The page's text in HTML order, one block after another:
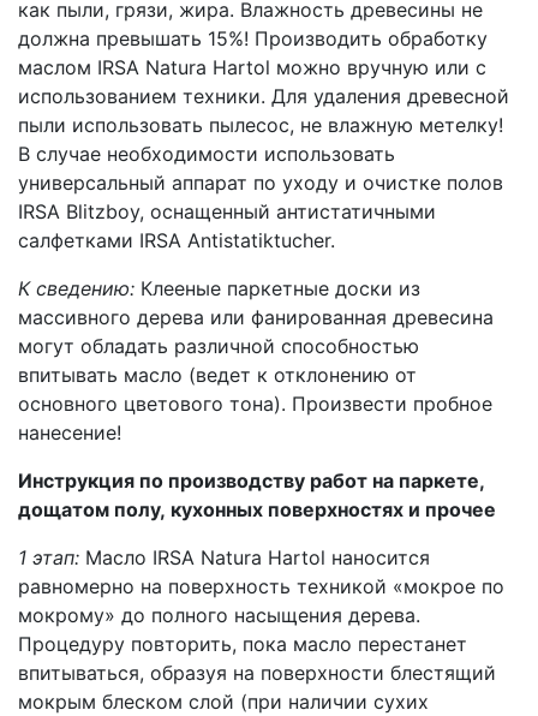
как пыли, грязи, жира. Влажность древесины не
должна превышать 15%! Производить обработку
маслом IRSA Natura Hartol можно вручную или с
использованием техники. Для удаления древесной
пыли использовать пылесос, не влажную метелку!
В случае необходимости использовать
универсальный аппарат по уходу и очистке полов
IRSA Blitzboy, оснащенный антистатичными
салфетками IRSA Antistatiktucher.
К сведению: Клееные паркетные доски из
массивного дерева или фанированная древесина
могут обладать различной способностью
впитывать масло (ведет к отклонению от
основного цветового тона). Произвести пробное
нанесение!
Инструкция по производству работ на паркете,
дощатом полу, кухонных поверхностях и прочее
1 этап: Масло IRSA Natura Hartol наносится
равномерно на поверхность техникой «мокрое по
мокрому» до полного насыщения дерева.
Процедуру повторить, пока масло перестанет
впитываться, образуя на поверхности блестящий
мокрым блеском слой (при наличии сухих